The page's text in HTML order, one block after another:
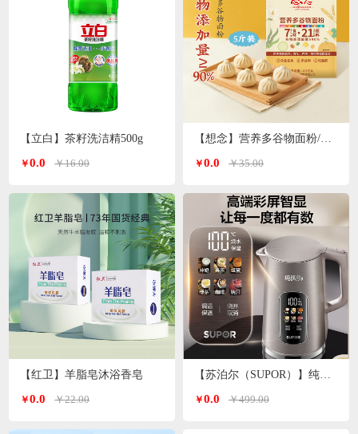
【立白】茶籽洗洁精500g
￥0.0 ￥16.00
【红卫】羊脂皂沐浴香皂
￥0.0 ￥22.00
￥0.0 ￥35.00
￥0.0 ￥499.00